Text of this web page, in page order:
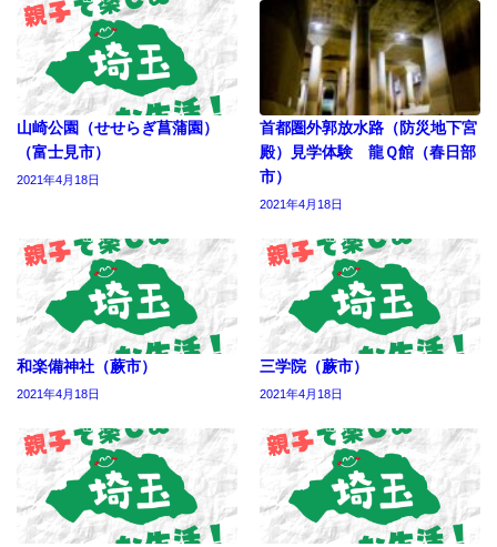
山崎公園（せせらぎ菖蒲園）
（富士見市）
2021年4月18日
首都圏外郭放水路（防災地下宮
殿）見学体験 龍Ｑ館（春日部
市）
2021年4月18日
和楽備神社（蕨市）
2021年4月18日
三学院（蕨市）
2021年4月18日